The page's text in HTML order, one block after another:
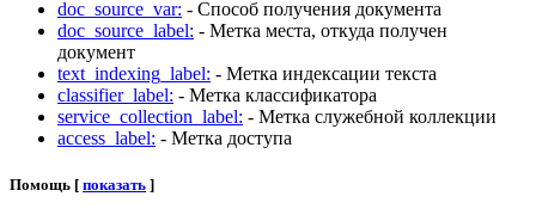
doc_source_var: - Способ получения документа
doc_source_label: - Метка места, откуда получен
документ
text_indexing_label: - Метка индексации текста
classifier_label: - Метка классификатора
service_collection_label: - Метка служебной коллекции
access_label: - Метка доступа
Помощь [ показать ]